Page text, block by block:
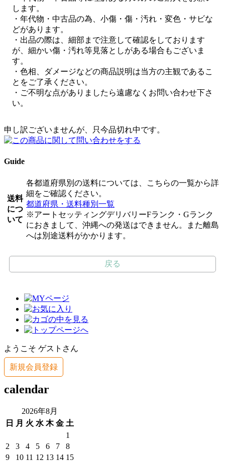
します。
・年代物・中古品の為、小傷・傷・汚れ・変色・サビな
どがあります。
・出品の際は、細部まで注意して確認をしております
が、細かい傷・汚れ等見落としがある場合もございま
す。
・色相、ダメージなどの商品説明は当方の主観であるこ
とをご了承ください。
・ご不明な点がありましたら遠慮なくお問い合わせ下さ
い。
申し訳ございませんが、只今品切れ中です。
Guide
送料
につ
いて
各都道府県別の送料については、こちらの一覧から詳
細をご確認ください。
都道府県・送料種別一覧
※アートセッティングデリバリーFランク・Gランク
におきまして、沖縄への発送はできません。また離島
へは別途送料がかかります。
戻る
ようこそ ゲストさん
新規会員登録
calendar
2026年8月
日
月 火 水 木 金 土
1
2
3 4 5 6 7
8
9
10 11 12 13 14 15